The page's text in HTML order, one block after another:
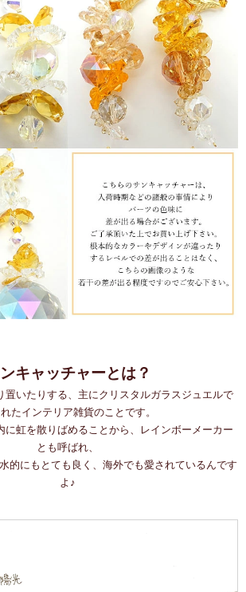
キャッチャーとは？
置いたりする、主にクリスタルガラスジュエルで
たインテリア雑貨のことです。
に虹を散りばめることから、レインボーメーカー
とも呼ばれ、
的にもとても良く、海外でも愛されているんです
よ♪